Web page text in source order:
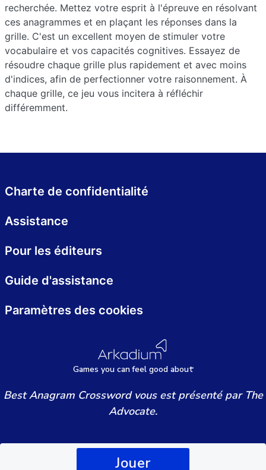
Jouer
recherchée. Mettez votre esprit à l'épreuve en résolvant
ces anagrammes et en plaçant les réponses dans la
grille. C'est un excellent moyen de stimuler votre
vocabulaire et vos capacités cognitives. Essayez de
résoudre chaque grille plus rapidement et avec moins
d'indices, afin de perfectionner votre raisonnement. À
chaque grille, ce jeu vous incitera à réfléchir
différemment.
Games you canfeel good about
Charte de confidentialité
Assistance
Pour les éditeurs
Guide d'assistance
Paramètres des cookies
Best Anagram Crossword vous est présenté par The
Advocate.